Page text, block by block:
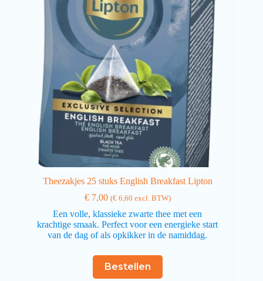
Theezakjes 25 stuks English Breakfast Lipton
€7,00 (€6,60 excl. BTW)
Een volle, klassieke zwarte thee met een
krachtige smaak. Perfect voor een energieke start
van de dag of als opkikker in de namiddag.
Bestellen